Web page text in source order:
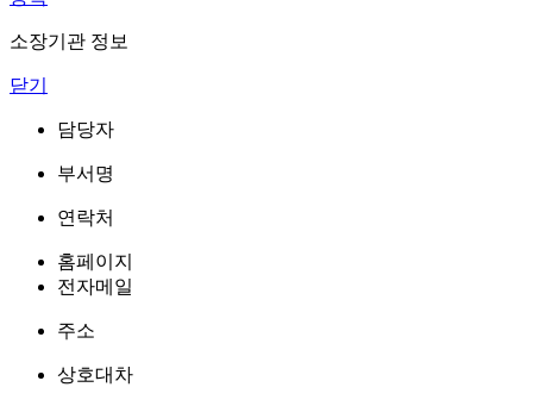
소장기관 정보
닫기
담당자
부서명
연락처
홈페이지
전자메일
주소
상호대차